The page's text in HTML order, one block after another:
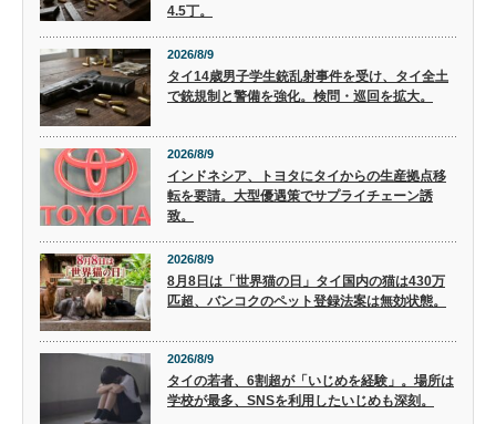
4.5丁。
2026/8/9
タイ14歳男子学生銃乱射事件を受け、タイ全土
で銃規制と警備を強化。検問・巡回を拡大。
2026/8/9
インドネシア、トヨタにタイからの生産拠点移
転を要請。大型優遇策でサプライチェーン誘
致。
2026/8/9
8月8日は「世界猫の日」タイ国内の猫は430万
匹超、バンコクのペット登録法案は無効状態。
2026/8/9
タイの若者、6割超が「いじめを経験」。場所は
学校が最多、SNSを利用したいじめも深刻。